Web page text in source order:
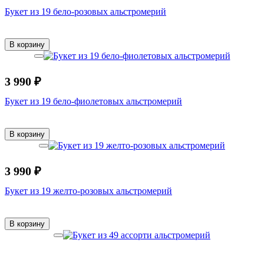
Букет из 19 бело-розовых альстромерий
В корзину
3 990 ₽
Букет из 19 бело-фиолетовых альстромерий
В корзину
3 990 ₽
Букет из 19 желто-розовых альстромерий
В корзину